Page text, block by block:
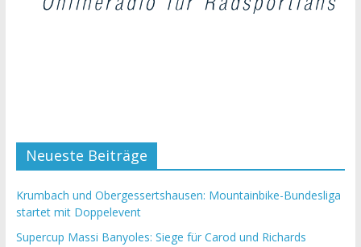
Neueste Beiträge
Krumbach und Obergessertshausen: Mountainbike-Bundesliga
startet mit Doppelevent
Supercup Massi Banyoles: Siege für Carod und Richards